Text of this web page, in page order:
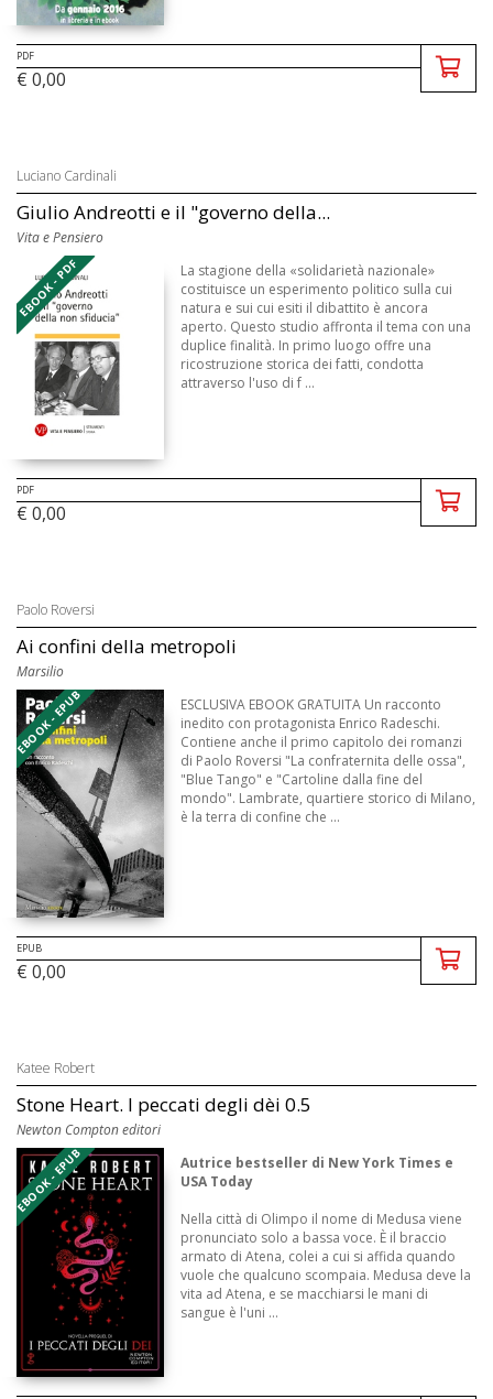
PDF
€ 0,00
Luciano Cardinali
Giulio Andreotti e il "governo della...
Vita e Pensiero
EBOOK - PDF
La stagione della «solidarietà nazionale»
costituisce un esperimento politico sulla cui
natura e sui cui esiti il dibattito è ancora
aperto. Questo studio affronta il tema con una
duplice finalità. In primo luogo offre una
ricostruzione storica dei fatti, condotta
attraverso l'uso di f ...
PDF
€ 0,00
Paolo Roversi
Ai confini della metropoli
Marsilio
EBOOK - EPUB
ESCLUSIVA EBOOK GRATUITA Un racconto
inedito con protagonista Enrico Radeschi.
Contiene anche il primo capitolo dei romanzi
di Paolo Roversi "La confraternita delle ossa",
"Blue Tango" e "Cartoline dalla fine del
mondo". Lambrate, quartiere storico di Milano,
è la terra di confine che ...
EPUB
€ 0,00
Katee Robert
Stone Heart. I peccati degli dèi 0.5
Newton Compton editori
EBOOK - EPUB
Autrice bestseller di New York Times e
USA Today
Nella città di Olimpo il nome di Medusa viene
pronunciato solo a bassa voce. È il braccio
armato di Atena, colei a cui si affida quando
vuole che qualcuno scompaia. Medusa deve la
vita ad Atena, e se macchiarsi le mani di
sangue è l'uni ...